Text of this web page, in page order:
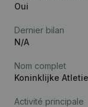
Oui
Dernier bilan
N/A
Nom complet
Koninklijke
Activité principale